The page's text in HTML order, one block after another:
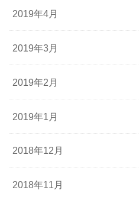
2019年4月
2019年3月
2019年2月
2019年1月
2018年12月
2018年11月